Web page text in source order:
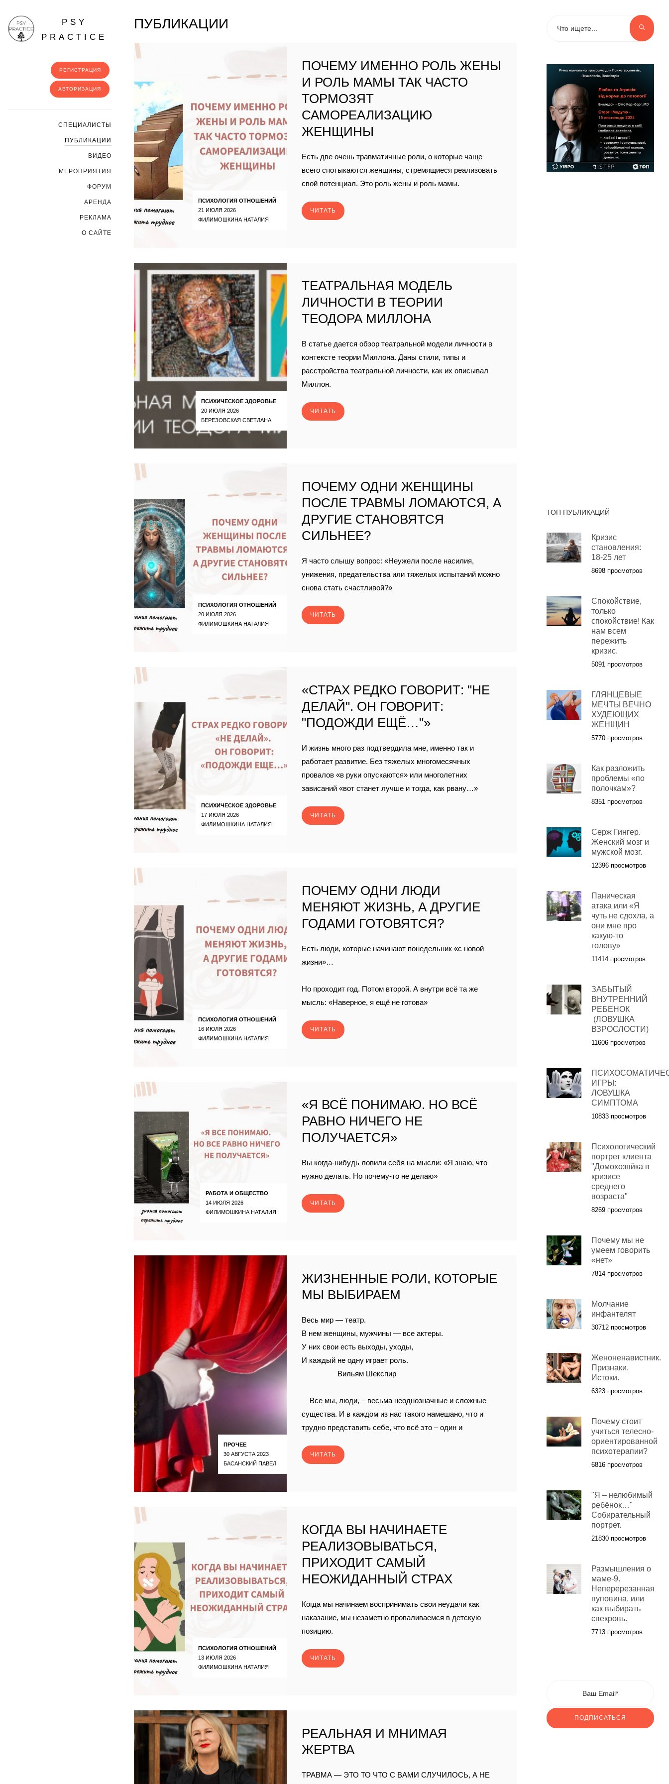
PSY
PRACTICE
РЕГИСТРАЦИЯ
АВТОРИЗАЦИЯ
CПЕЦИАЛИСТЫ
ПУБЛИКАЦИИ
ВИДЕО
МЕРОПРИЯТИЯ
ФОРУМ
АРЕНДА
РЕКЛАМА
О САЙТЕ
ПУБЛИКАЦИИ
ПСИХОЛОГИЯ ОТНОШЕНИЙ
21 ИЮЛЯ 2026
ФИЛИМОШКИНА НАТАЛИЯ
ПОЧЕМУ ИМЕННО РОЛЬ ЖЕНЫ
И РОЛЬ МАМЫ ТАК ЧАСТО
ТОРМОЗЯТ
САМОРЕАЛИЗАЦИЮ
ЖЕНЩИНЫ
Есть две очень травматичные роли, о которые чаще
всего спотыкаются женщины, стремящиеся реализовать
свой потенциал. Это роль жены и роль мамы.
ЧИТАТЬ
ПСИХИЧЕСКОЕ ЗДОРОВЬЕ
20 ИЮЛЯ 2026
БЕРЕЗОВСКАЯ СВЕТЛАНА
ТЕАТРАЛЬНАЯ МОДЕЛЬ
ЛИЧНОСТИ В ТЕОРИИ
ТЕОДОРА МИЛЛОНА
В статье дается обзор театральной модели личности в
контексте теории Миллона. Даны стили, типы и
расстройства театральной личности, как их описывал
Миллон.
ЧИТАТЬ
ПСИХОЛОГИЯ ОТНОШЕНИЙ
20 ИЮЛЯ 2026
ФИЛИМОШКИНА НАТАЛИЯ
ПОЧЕМУ ОДНИ ЖЕНЩИНЫ
ПОСЛЕ ТРАВМЫ ЛОМАЮТСЯ, А
ДРУГИЕ СТАНОВЯТСЯ
СИЛЬНЕЕ?
Я часто слышу вопрос: «Неужели после насилия,
унижения, предательства или тяжелых испытаний можно
снова стать счастливой?»
ЧИТАТЬ
ПСИХИЧЕСКОЕ ЗДОРОВЬЕ
17 ИЮЛЯ 2026
ФИЛИМОШКИНА НАТАЛИЯ
«СТРАХ РЕДКО ГОВОРИТ: "НЕ
ДЕЛАЙ". ОН ГОВОРИТ:
"ПОДОЖДИ ЕЩЁ…"»
И жизнь много раз подтвердила мне, именно так и
работает развитие. Без тяжелых многомесячных
провалов «в руки опускаются» или многолетних
зависаний «вот станет лучше и тогда, как рвану…»
ЧИТАТЬ
ПСИХОЛОГИЯ ОТНОШЕНИЙ
16 ИЮЛЯ 2026
ФИЛИМОШКИНА НАТАЛИЯ
ПОЧЕМУ ОДНИ ЛЮДИ
МЕНЯЮТ ЖИЗНЬ, А ДРУГИЕ
ГОДАМИ ГОТОВЯТСЯ?
Есть люди, которые начинают понедельник «с новой
жизни»…
Но проходит год. Потом второй. А внутри всё та же
мысль: «Наверное, я ещё не готова»
ЧИТАТЬ
РАБОТА И ОБЩЕСТВО
14 ИЮЛЯ 2026
ФИЛИМОШКИНА НАТАЛИЯ
«Я ВСЁ ПОНИМАЮ. НО ВСЁ
РАВНО НИЧЕГО НЕ
ПОЛУЧАЕТСЯ»
Вы когда-нибудь ловили себя на мысли: «Я знаю, что
нужно делать. Но почему-то не делаю»
ЧИТАТЬ
ПРОЧЕЕ
30 АВГУСТА 2023
БАСАНСКИЙ ПАВЕЛ
ЖИЗНЕННЫЕ РОЛИ, КОТОРЫЕ
МЫ ВЫБИРАЕМ
Весь мир — театр.
В нем женщины, мужчины — все актеры.
У них свои есть выходы, уходы,
И каждый не одну играет роль.
Вильям Шекспир
Все мы, люди, – весьма неоднозначные и сложные
существа. И в каждом из нас такого намешано, что и
трудно представить себе, что всё это – один и
ЧИТАТЬ
ПСИХОЛОГИЯ ОТНОШЕНИЙ
13 ИЮЛЯ 2026
ФИЛИМОШКИНА НАТАЛИЯ
КОГДА ВЫ НАЧИНАЕТЕ
РЕАЛИЗОВЫВАТЬСЯ,
ПРИХОДИТ САМЫЙ
НЕОЖИДАННЫЙ СТРАХ
Когда мы начинаем воспринимать свои неудачи как
наказание, мы незаметно проваливаемся в детскую
позицию.
ЧИТАТЬ
РЕАЛЬНАЯ И МНИМАЯ
ЖЕРТВА
ТРАВМА — ЭТО ТО ЧТО С ВАМИ СЛУЧИЛОСЬ, А НЕ
ТОП ПУБЛИКАЦИЙ
Кризис
становления:
18-25 лет
8698 просмотров
Спокойствие,
только
спокойствие! Как
нам всем
пережить
кризис.
5091 просмотров
ГЛЯНЦЕВЫЕ
МЕЧТЫ ВЕЧНО
ХУДЕЮЩИХ
ЖЕНЩИН
5770 просмотров
Как разложить
проблемы «по
полочкам»?
8351 просмотров
Серж Гингер.
Женский мозг и
мужской мозг.
12396 просмотров
Паническая
атака или «Я
чуть не сдохла, а
они мне про
какую-то
голову»
11414 просмотров
ЗАБЫТЫЙ
ВНУТРЕННИЙ
РЕБЕНОК
(ЛОВУШКА
ВЗРОСЛОСТИ)
11606 просмотров
ИГРЫ:
ЛОВУШКА
СИМПТОМА
10833 просмотров
Психологический
портрет клиента
"Домохозяйка в
кризисе
среднего
возраста"
8269 просмотров
Почему мы не
умеем говорить
«нет»
7814 просмотров
Молчание
инфантелят
30712 просмотров
Женоненавистник.
Признаки.
Истоки.
6323 просмотров
Почему стоит
учиться телесно-
ориентированной
психотерапии?
6816 просмотров
"Я – нелюбимый
ребёнок…"
Собирательный
портрет.
21830 просмотров
Размышления о
маме-9.
Неперерезанная
пуповина, или
как выбирать
свекровь.
7713 просмотров
ПОДПИСАТЬСЯ